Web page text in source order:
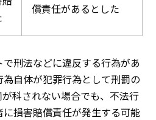
償責任があるとした
刑法などに違反する行為があ
自体が犯罪行為として刑罰の
科されない場合でも、不法行
損害賠償責任が発生する可能